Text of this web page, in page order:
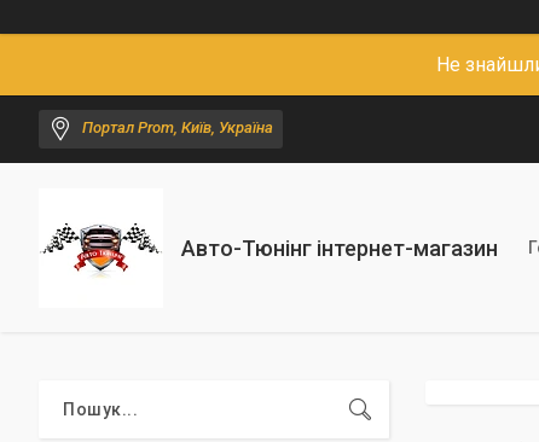
Не
Портал Prom, Київ, Україна
Авто-Тюнінг інтернет-магазин